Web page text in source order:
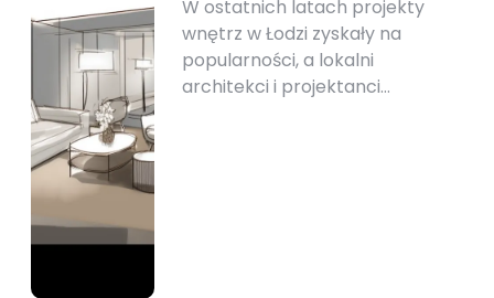
W ostatnich latach projekty
wnętrz w Łodzi zyskały na
popularności, a lokalni
architekci i projektanci…